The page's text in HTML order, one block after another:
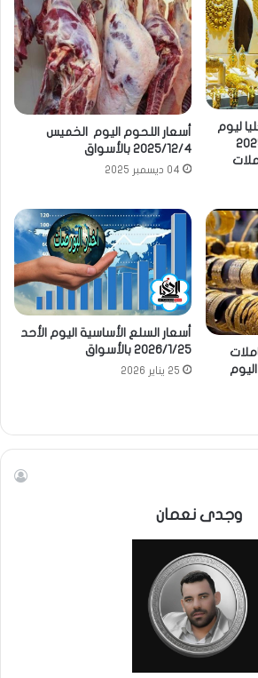
ليوم
12/20
أسعار اللحوم اليوم الخميس
2025/12/4 بالأسواق
04 ديسمبر 2025
أسعار السلع الأساسية اليوم الأحد
2026/1/25 بالأسواق
25 يناير 2026
وجدى نعمان